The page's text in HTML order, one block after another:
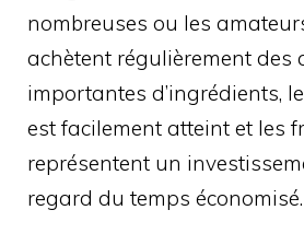
nombreuses ou les
achètent régulièrement des
importantes d’ingrédients,
est facilement atteint et les
représentent un
regard du temps économisé.